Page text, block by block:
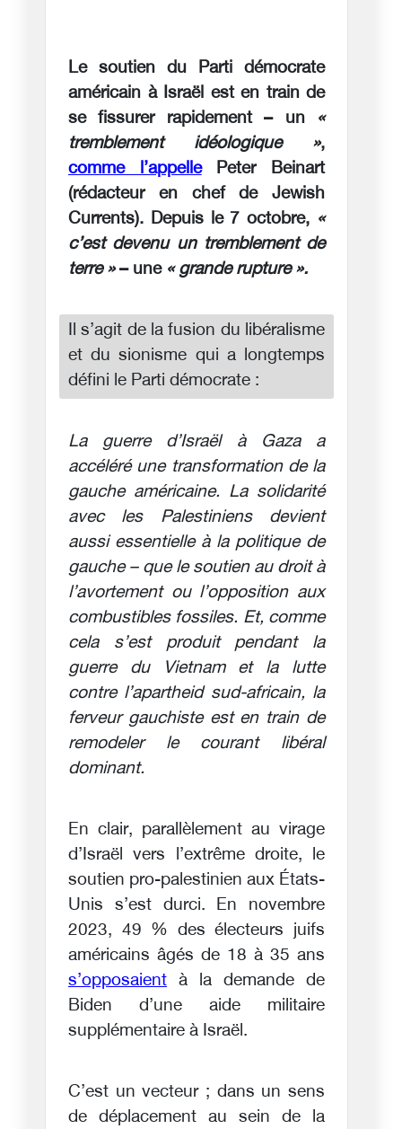
Le soutien du Parti démocrate
américain à Israël est en train de
se fissurer rapidement – un «
tremblement idéologique »,
comme l’appellePeter Beinart
(rédacteur en chef de Jewish
Currents). Depuis le 7 octobre, «
c’est devenu un tremblement de
terre »– une « grande rupture ».
Il s’agit de la fusion du libéralisme
et du sionisme qui a longtemps
défini le Parti démocrate :
La guerre d’Israël à Gaza a
accéléré une transformation de la
gauche américaine. La solidarité
avec les Palestiniens devient
aussi essentielle à la politique de
gauche – que le soutien au droit à
l’avortement ou l’opposition aux
combustibles fossiles. Et, comme
cela s’est produit pendant la
guerre du Vietnam et la lutte
contre l’apartheid sud-africain, la
ferveur gauchiste est en train de
remodeler le courant libéral
dominant.
En clair, parallèlement au virage
d’Israël vers l’extrême droite, le
soutien pro-palestinien aux États-
Unis s’est durci. En novembre
2023, 49 % des électeurs juifs
américains âgés de 18 à 35 ans
s’opposaient à la demande de
Biden d’une aide militaire
supplémentaire à Israël.
C’est un vecteur ; dans un sens
de déplacement au sein de la